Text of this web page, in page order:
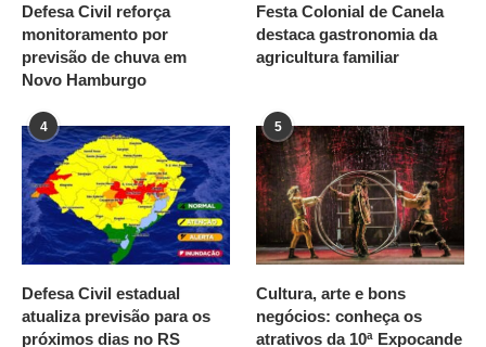
Defesa Civil reforça
monitoramento por
previsão de chuva em
Novo Hamburgo
Festa Colonial de Canela
destaca gastronomia da
agricultura familiar
4
Defesa Civil estadual
atualiza previsão para os
próximos dias no RS
5
Cultura, arte e bons
negócios: conheça os
atrativos da 10ª Expocande